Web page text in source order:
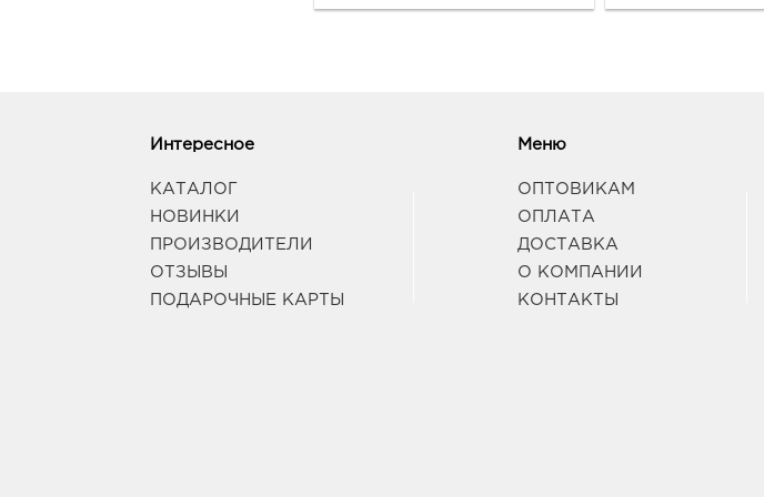
Интересное
КАТАЛОГ
НОВИНКИ
ПРОИЗВОДИТЕЛИ
ОТЗЫВЫ
ПОДАРОЧНЫЕ КАРТЫ
Меню
ОПТОВИКАМ
ОПЛАТА
ДОСТАВКА
О КОМПАНИИ
КОНТАКТЫ